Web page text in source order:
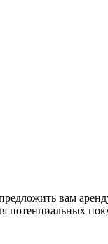
вам
потенциальных